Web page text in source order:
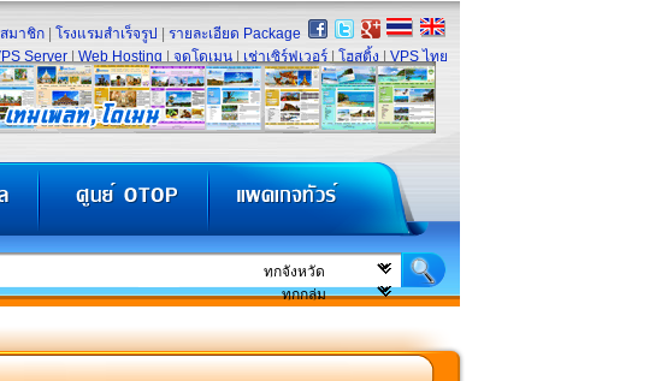
มาชิก โรงแรมสำเร็จรูป
รายละเอียด Package
Server Web Hosting จดโดเมน เช่าเซิร์ฟเวอร์ โฮสติ้ง VPS ไทย